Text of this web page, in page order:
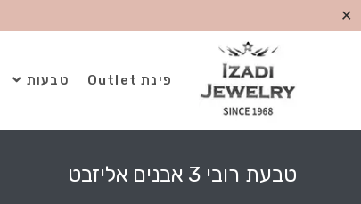
✕
פינת Outlet טבעות
טבעת רובי 3 אבנים אליזבט